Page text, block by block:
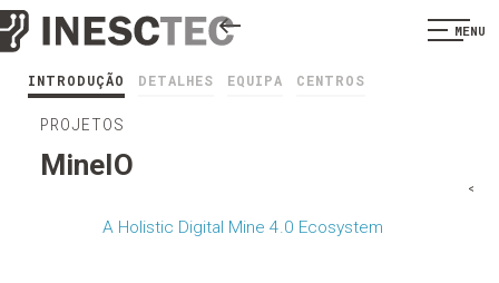
MENU
INTRODUÇÃO DETALHES EQUIPA CENTROS
PROJETOS
MineIO
A Holistic Digital Mine 4.0 Ecosystem
<